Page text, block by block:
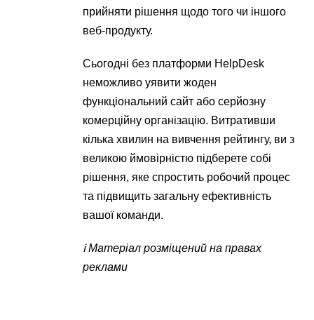
прийняти рішення щодо того чи іншого
веб-продукту.
Сьогодні без платформи HelpDesk
неможливо уявити жоден
функціональний сайт або серйозну
комерційну організацію. Витративши
кілька хвилин на вивчення рейтингу, ви з
великою ймовірністю підберете собі
рішення, яке спростить робочий процес
та підвищить загальну ефективність
вашої команди.
ℹ️ Матеріал розміщений на правах
реклами